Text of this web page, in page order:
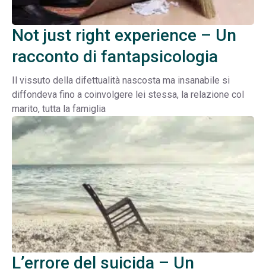
Not just right experience – Un
racconto di fantapsicologia
Il vissuto della difettualità nascosta ma insanabile si
diffondeva fino a coinvolgere lei stessa, la relazione col
marito, tutta la famiglia
L’errore del suicida – Un